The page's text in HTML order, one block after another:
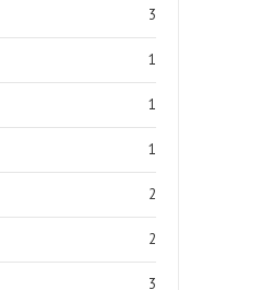
3
1
1
1
2
2
3